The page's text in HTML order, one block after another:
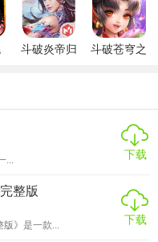
8级以后，可以开启挂机
宝，可以进行抓捕。
药材
宝宝会自动进行抓捕，不
战，从一阶到十阶，等
斗破炎帝归
斗破苍穹之
一...
下载
整版
版》是一款...
下载